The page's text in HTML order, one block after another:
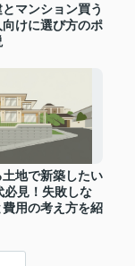
マンション買う
けに選び方のポ
地で新築したい
必見！失敗しな
用の考え方を紹